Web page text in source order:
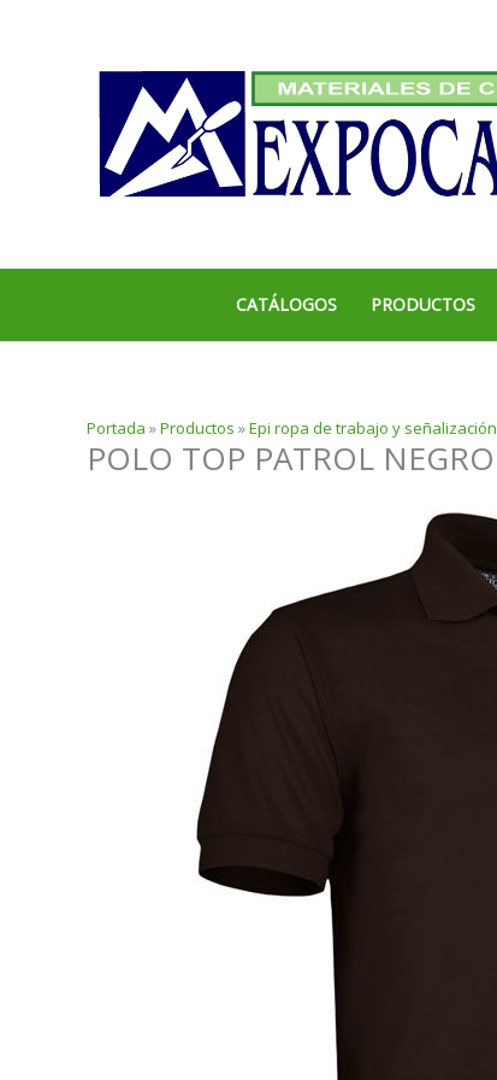
CATÁLOGOS PRODUCTOS
Portada »Productos »Epi ropa de trabajo y señalización
POLO TOP PATROL NEGRO